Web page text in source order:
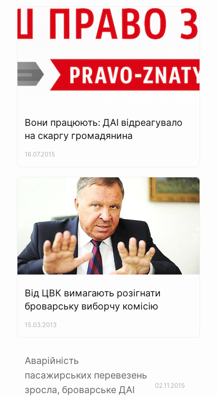
Вони працюють: ДАІ відреагувало
на скаргу громадянина
16.07.2015
Від ЦВК вимагають розігнати
броварську виборчу комісію
15.03.2013
Аварійність
пасажирських перевезень
зросла, броварське ДАІ
02.11.2015